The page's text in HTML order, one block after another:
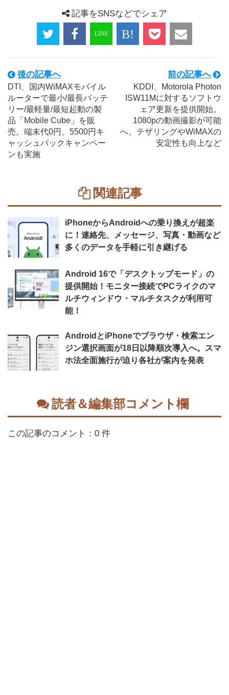
記事をSNSなどでシェア
後の記事へ
DTI、国内WiMAXモバイル
ルーターで最小/最長バッテ
リー/最軽量/最短起動の製
品「Mobile Cube」を販
売。端末代0円、5500円キ
ャッシュバックキャンペー
ンも実施
前の記事へ
KDDI、Motorola Photon
ISW11Mに対するソフトウ
ェア更新を提供開始。
1080pの動画撮影が可能
へ。テザリングやWiMAXの
安定性も向上など
関連記事
iPhoneからAndroidへの乗り換えが超楽
に！連絡先、メッセージ、写真・動画など
多くのデータを手軽に引き継げる
Android 16で「デスクトップモード」の
提供開始！モニター接続でPCライクのマ
ルチウィンドウ・マルチタスクが利用可
能！
AndroidとiPhoneでブラウザ・検索エン
ジン選択画面が18日以降順次導入へ。スマ
ホ法全面施行が迫り各社が案内を発表
読者＆編集部コメント欄
この記事のコメント：0 件